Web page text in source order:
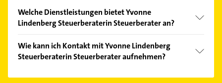
Welche Dienstleistungen bietet Yvonne
Lindenberg Steuerberaterin Steuerberater an?
von Jahresabschlüssen, Erstellung von
Steuererklärungen, Existenzgründungsberatung,
Wie kann ich Kontakt mit Yvonne Lindenberg
Steuerberaterin Steuerberater aufnehmen?